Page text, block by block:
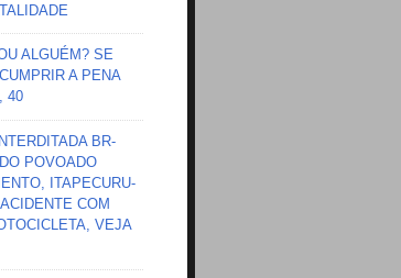
ALGUÉM? SE
A PENA
40
BR-
POVOADO
ITAPECURU-
COM
VEJA